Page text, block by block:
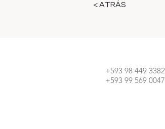
< ATRÁS
+593 98 449 3382
+593 99 569 0047